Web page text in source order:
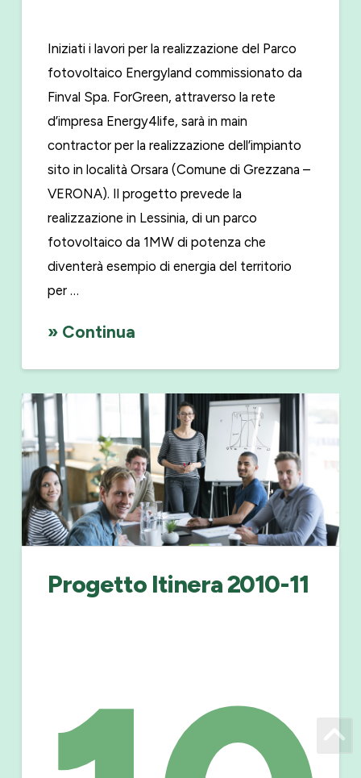
Iniziati i lavori per la realizzazione del Parco
fotovoltaico Energyland commissionato da
Finval Spa. ForGreen, attraverso la rete
d’impresa Energy4life, sarà in main
contractor per la realizzazione dell’impianto
sito in località Orsara (Comune di Grezzana –
VERONA). Il progetto prevede la
realizzazione in Lessinia, di un parco
fotovoltaico da 1MW di potenza che
diventerà esempio di energia del territorio
per …
» Continua
Progetto Itinera 2010-11